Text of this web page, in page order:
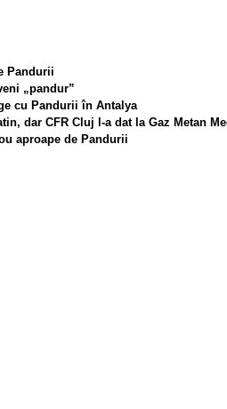
Pandurii
„pandur”
cu Pandurii în Antalya
dar CFR Cluj l-a dat la Gaz Metan
aproape de Pandurii